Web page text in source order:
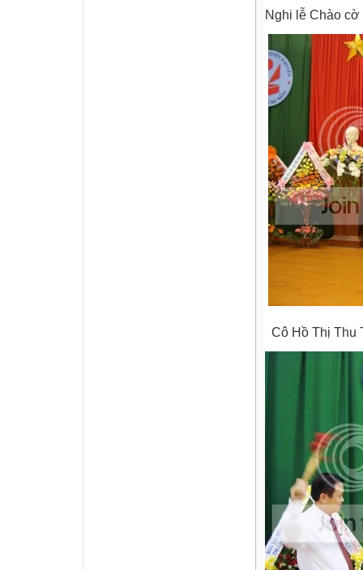
Nghi lễ Chào cờ
Cô Hồ Thị Thu